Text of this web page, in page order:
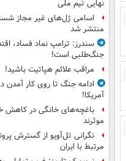
نهایی تیم ملی
اسامی ژل‌های غیر مجاز
منتشر شد
سندرز: ترامپ نماد فساد،
جنگ‌طلبی است!
مراقب علائم هپاتیت باشید!
ادامه جنگ تا روی کار آمدن
آمریکا!
باغچه‌های خانگی در کاهش
موثرند
نگرانی تل‌آویو از گسترش
مرتبط با ایران